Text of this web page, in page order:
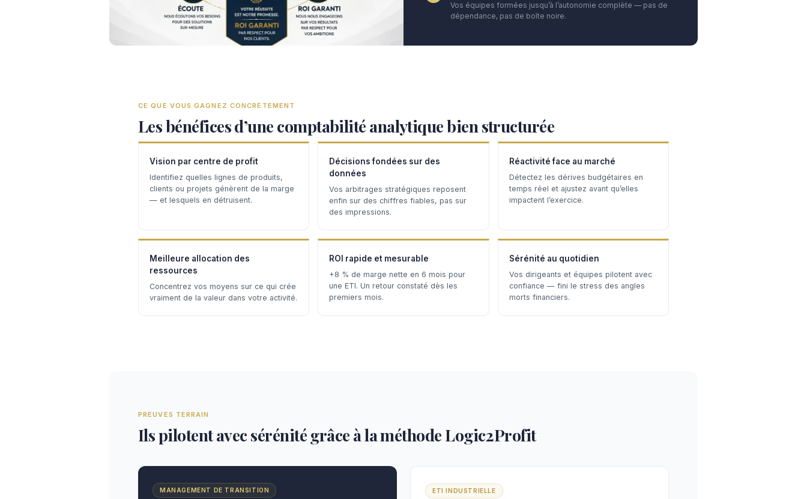
Vos équipes formées jusqu’à l’autonomie complète — pas de
dépendance, pas de boîte noire.
CE QUE VOUS GAGNEZ CONCRÈTEMENT
Les bénéfices d’une comptabilité analytique bien structurée
Vision par centre de profit
Identifiez quelles lignes de produits,
clients ou projets génèrent de la marge
— et lesquels en détruisent.
Décisions fondées sur des
données
Vos arbitrages stratégiques reposent
enfin sur des chiffres fiables, pas sur
des impressions.
Réactivité face au marché
Détectez les dérives budgétaires en
temps réel et ajustez avant qu’elles
impactent l’exercice.
Meilleure allocation des
ressources
Concentrez vos moyens sur ce qui crée
vraiment de la valeur dans votre activité.
ROI rapide et mesurable
+8 % de marge nette en 6 mois pour
une ETI. Un retour constaté dès les
premiers mois.
Sérénité au quotidien
Vos dirigeants et équipes pilotent avec
confiance — fini le stress des angles
morts financiers.
PREUVES TERRAIN
Ils pilotent avec sérénité grâce à la méthode Logic2Profit
MANAGEMENT DE TRANSITION ETI INDUSTRIELLE